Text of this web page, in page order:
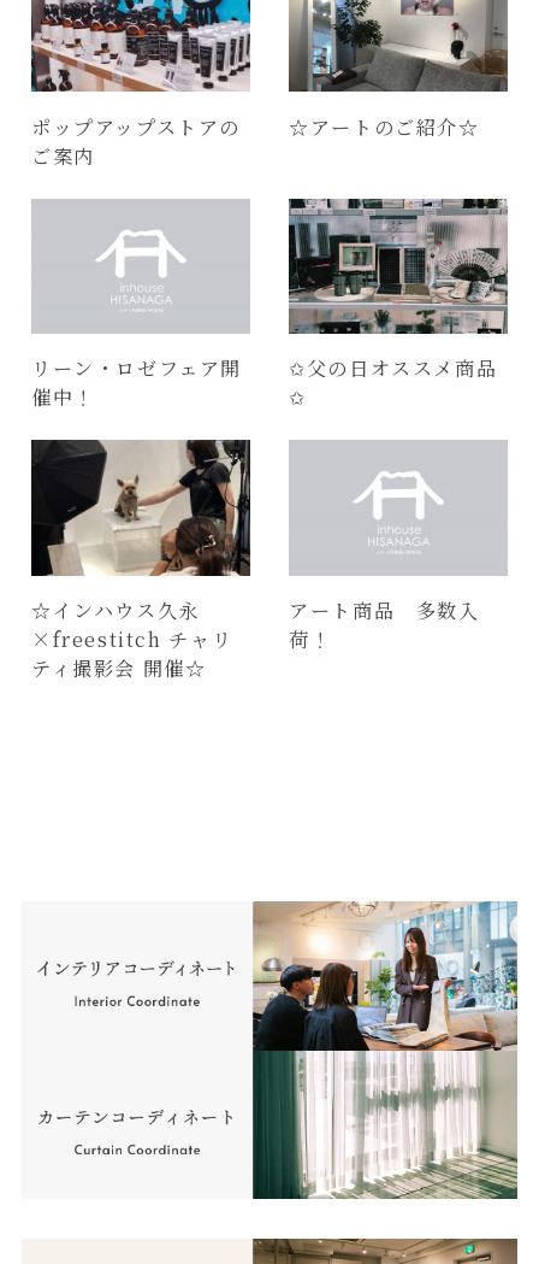
ポップアップストアの
ご案内
☆アートのご紹介☆
リーン・ロゼフェア開
催中！
✩父の日オススメ商品
✩
☆インハウス久永
×freestitch チャリ
ティ撮影会 開催☆
アート商品 多数入
荷！